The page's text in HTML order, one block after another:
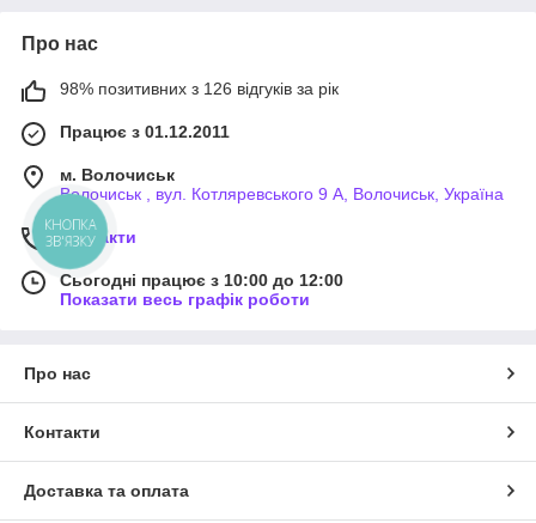
Про нас
98% позитивних з 126 відгуків за рік
Працює з 01.12.2011
м. Волочиськ
Волочиськ , вул. Котляревського 9 А, Волочиськ, Україна
Контакти
Сьогодні працює з 10:00 до 12:00
Показати весь графік роботи
Про нас
Контакти
Доставка та оплата